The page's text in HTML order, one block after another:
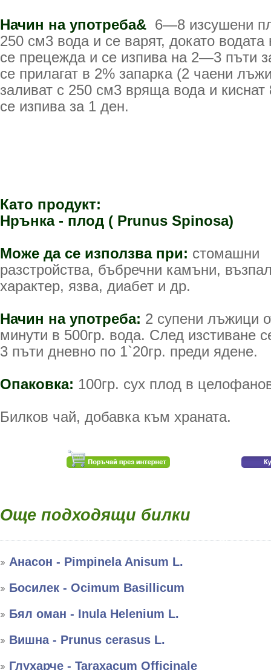
Начин на употреба& 6—8 изсушени
250 см3 вода и се варят, докато
се прецежда и се изпива на 2—3 пъти
се прилагат в 2% запарка (2 чаени
заливат с 250 см3 вряща вода и киснат
се изпива за 1 ден.
Като продукт:
Нрънка - плод ( Prunus Spinosa)
Може да се използва при: стомашни
разстройства, бъбречни камъни,
характер, язва, диабет и др.
Начин на употреба: 2 супени лъжици
минути в 500гр. вода. След изстиване
3 пъти дневно по 1`20гр. преди ядене.
Опаковка: 100гр. сух плод в
Билков чай, добавка към храната.
Още подходящи билки
Анасон - Pimpinela Anisum L.
Босилек - Ocimum Basillicum
Бял оман - Inula Helenium L.
Вишна - Prunus cerasus L.
Глухарче - Taraxacum Officinale